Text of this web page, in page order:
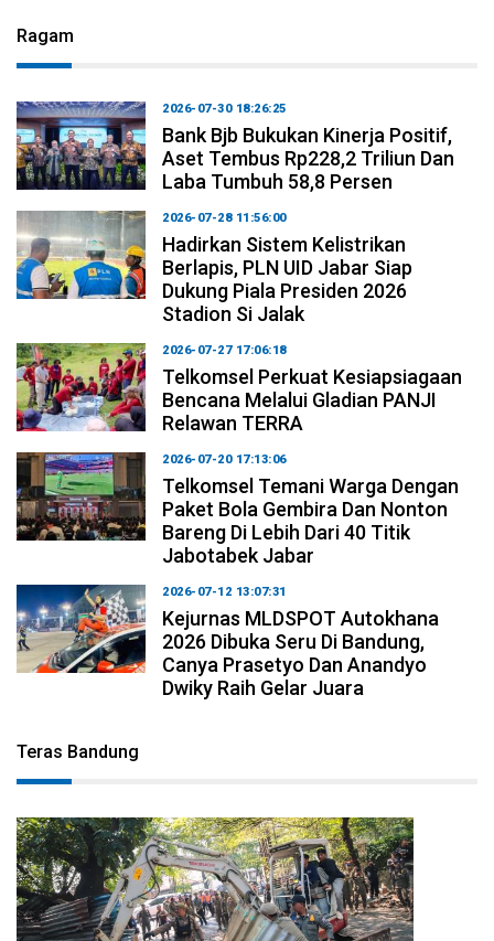
Ragam
2026-07-30 18:26:25
Bank Bjb Bukukan Kinerja Positif,
Aset Tembus Rp228,2 Triliun Dan
Laba Tumbuh 58,8 Persen
2026-07-28 11:56:00
Hadirkan Sistem Kelistrikan
Berlapis, PLN UID Jabar Siap
Dukung Piala Presiden 2026
Stadion Si Jalak
2026-07-27 17:06:18
Telkomsel Perkuat Kesiapsiagaan
Bencana Melalui Gladian PANJI
Relawan TERRA
2026-07-20 17:13:06
Telkomsel Temani Warga Dengan
Paket Bola Gembira Dan Nonton
Bareng Di Lebih Dari 40 Titik
Jabotabek Jabar
2026-07-12 13:07:31
Kejurnas MLDSPOT Autokhana
2026 Dibuka Seru Di Bandung,
Canya Prasetyo Dan Anandyo
Dwiky Raih Gelar Juara
Teras Bandung